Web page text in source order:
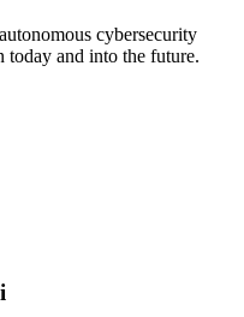
cybersecurity
today and into the future.